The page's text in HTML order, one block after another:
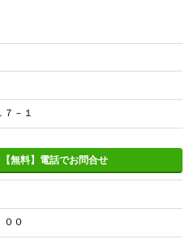
７－１
【無料】電話でお問合せ
００